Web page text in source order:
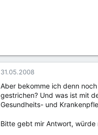
31.05.2008
Aber bekomme ich denn
gestrichen? Und was ist mit
Gesundheits- und
Bitte gebt mir Antwort,